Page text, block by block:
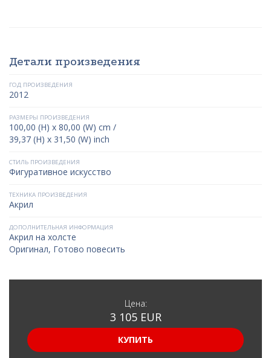
Детали произведения
ГОД ПРОИЗВЕДЕНИЯ
2012
РАЗМЕРЫ ПРОИЗВЕДЕНИЯ
100,00 (H) x 80,00 (W) cm /
39,37 (H) x 31,50 (W) inch
СТИЛЬ ПРОИЗВЕДЕНИЯ
Фигуративное искусство
ТЕХНИКА ПРОИЗВЕДЕНИЯ
Акрил
ДОПОЛНИТЕЛЬНАЯ ИНФОРМАЦИЯ
Акрил на холсте
Оригинал, Готово повесить
Цена:
3 105 EUR
КУПИТЬ